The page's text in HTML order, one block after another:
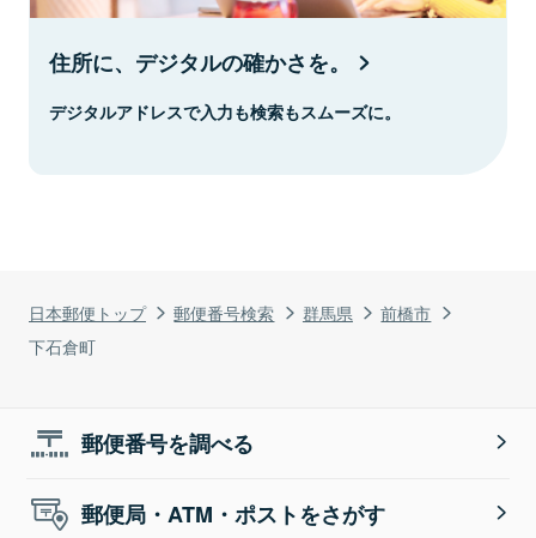
日本郵便トップ 郵便番号検索 群馬県
前橋市
下石倉町
住所に、デジタルの確かさを。
デジタルアドレスで入力も検索もスムーズに。
郵便番号を調べる
郵便局・ATM・ポストをさがす